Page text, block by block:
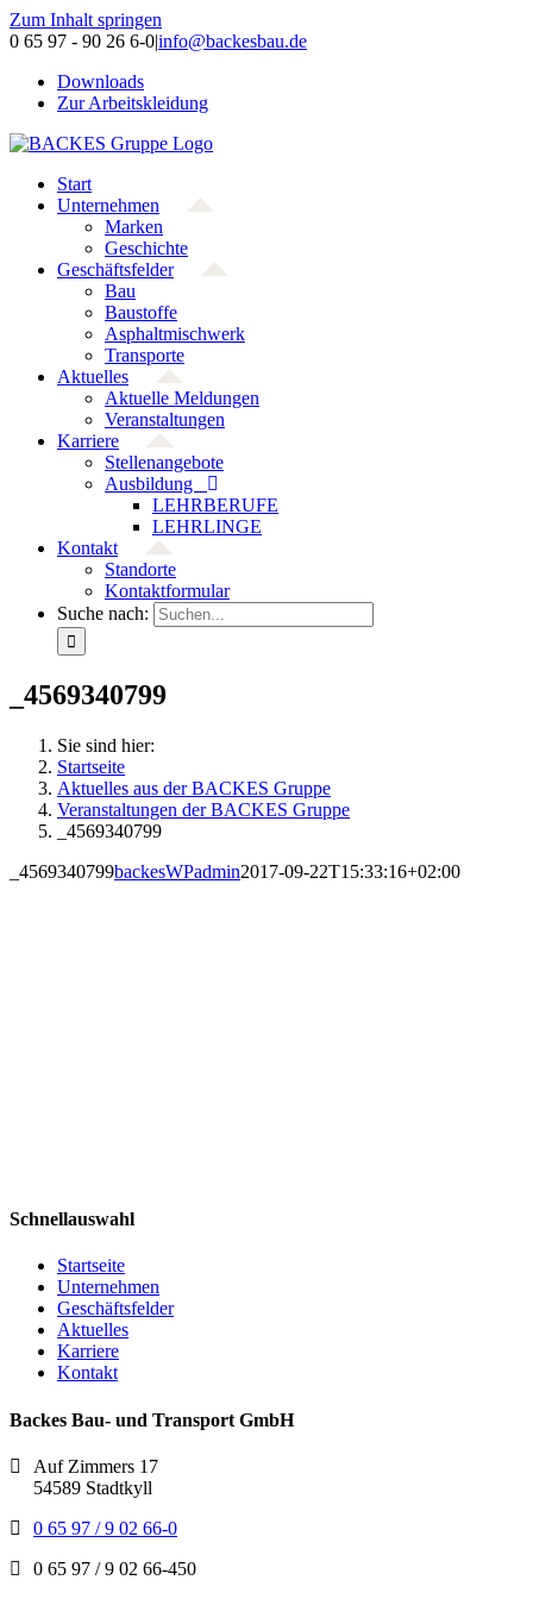
Zum Inhalt springen
0 65 97 - 90 26 6-0|info@backesbau.de
Downloads
Zur Arbeitskleidung
Start
Unternehmen
Marken
Geschichte
Geschäftsfelder
Bau
Baustoffe
Asphaltmischwerk
Transporte
Aktuelles
Aktuelle Meldungen
Veranstaltungen
Karriere
Stellenangebote
Ausbildung
LEHRBERUFE
LEHRLINGE
Kontakt
Standorte
Kontaktformular
Suche nach:
_4569340799
Sie sind hier:
Startseite
Aktuelles aus der BACKES Gruppe
Veranstaltungen der BACKES Gruppe
_4569340799
_4569340799backesWPadmin2017-09-22T15:33:16+02:00
Schnellauswahl
Startseite
Unternehmen
Geschäftsfelder
Aktuelles
Karriere
Kontakt
Backes Bau- und Transport GmbH
Auf Zimmers 17
54589 Stadtkyll
0 65 97 / 9 02 66-0
0 65 97 / 9 02 66-450